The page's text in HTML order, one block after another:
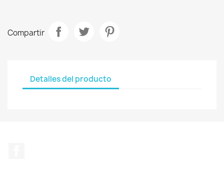
Compartir
Detalles del producto